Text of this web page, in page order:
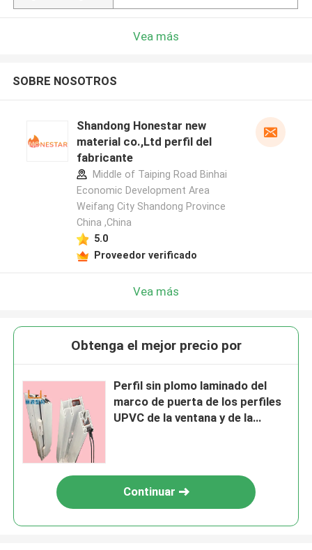
Vea más
SOBRE NOSOTROS
Shandong Honestar new
material co.,Ltd perfil del
fabricante
Middle of Taiping Road Binhai
Economic Development Area
Weifang City Shandong Province
China ,China
5.0
Proveedor verificado
Vea más
Obtenga el mejor precio por
Perfil sin plomo laminado del
marco de puerta de los perfiles
UPVC de la ventana y de la
Continuar